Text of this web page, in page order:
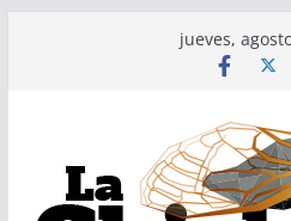
jueves,